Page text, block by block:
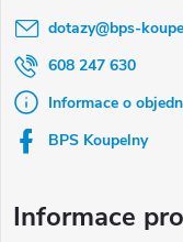
dotazy@bps-
608 247 630
Informace o
BPS Koupelny
Informace